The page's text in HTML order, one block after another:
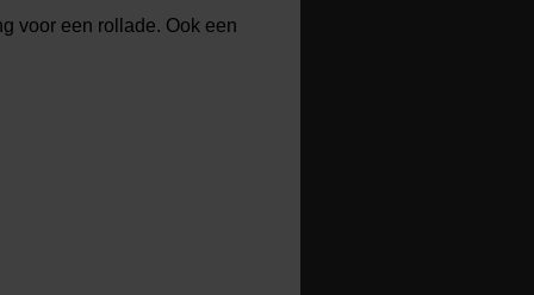
voor een rollade. Ook een